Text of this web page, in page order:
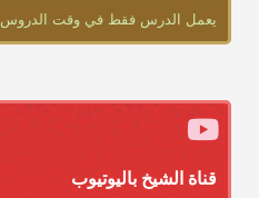
يعمل الدرس فقط في وقت الدروس
قناة الشيخ باليوتيوب